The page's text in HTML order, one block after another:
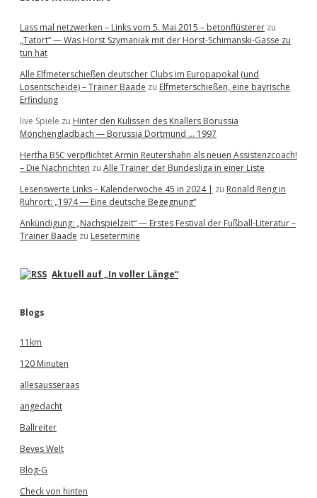
Lass mal netzwerken – Links vom 5. Mai 2015 – betonflüsterer zu
„Tatort“ — Was Horst Szymaniak mit der Horst-Schimanski-Gasse zu
tun hat
Alle Elfmeterschießen deutscher Clubs im Europapokal (und
Losentscheide) – Trainer Baade zu Elfmeterschießen, eine bayrische
Erfindung
live Spiele zu Hinter den Kulissen des Knallers Borussia
Mönchengladbach — Borussia Dortmund … 1997
Hertha BSC verpflichtet Armin Reutershahn als neuen Assistenzcoach!
– Die Nachrichten zu Alle Trainer der Bundesliga in einer Liste
Lesenswerte Links – Kalenderwoche 45 in 2024 | zu Ronald Reng in
Ruhrort: „1974 — Eine deutsche Begegnung“
Ankündigung: „Nachspielzeit“ — Erstes Festival der Fußball-Literatur –
Trainer Baade zu Lesetermine
Aktuell auf „In voller Länge“
Blogs
11km
120 Minuten
allesausseraas
angedacht
Ballreiter
Beves Welt
Blog-G
Check von hinten